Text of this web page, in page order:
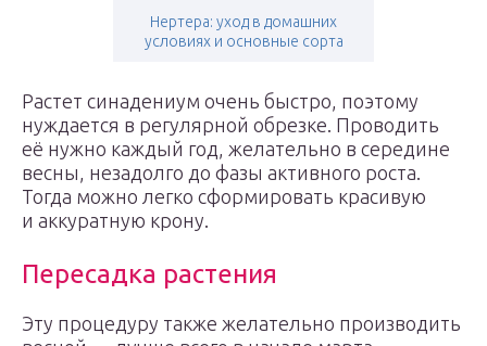
Нертера: уход в домашних
условиях и основные сорта
Растет синадениум очень быстро, поэтому
нуждается в регулярной обрезке. Проводить
её нужно каждый год, желательно в середине
весны, незадолго до фазы активного роста.
Тогда можно легко сформировать красивую
и аккуратную крону.
Пересадка растения
Эту процедуру также желательно производить